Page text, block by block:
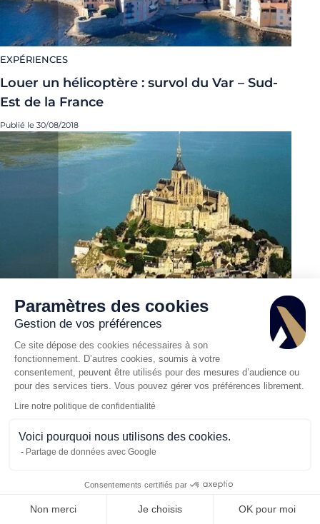
Appelez-
Demande de
EXPÉRIENCES
Louer un hélicoptère : survol du Var – Sud-
Est de la France
Publié le 30/08/2018
EXPÉRIENCES
Location jet privé Aérodrome de Granville
Mont Saint Michel
Publié le 30/08/2018
Paramètres des cookies
Gestion de vos préférences
Ce site dépose des cookies nécessaires à son
fonctionnement. D’autres cookies, soumis à votre
consentement, peuvent être utilisés pour des mesures d’audience ou
pour des services tiers. Vous pouvez gérer vos préférences librement.
Lire notre politique de confidentialité
Voici pourquoi nous utilisons des cookies.
Partage de données avec Google
Consentements certifiés par
Non merci Je choisis OK pour moi